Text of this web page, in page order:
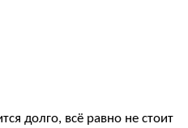
долго, всё равно не стоит